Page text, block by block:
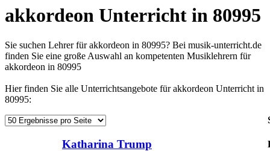
akkordeon Unterricht in 80995
Sie suchen Lehrer für akkordeon in 80995? Bei musik-unterricht.de
finden Sie eine große Auswahl an kompetenten Musiklehrern für
akkordeon in 80995
Hier finden Sie alle Unterrichtsangebote für akkordeon Unterricht in
80995:
Katharina Trump